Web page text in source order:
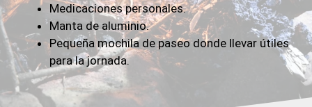
Medicaciones personales.
Manta de aluminio.
Pequeña mochila de paseo donde llevar útiles
para la jornada.